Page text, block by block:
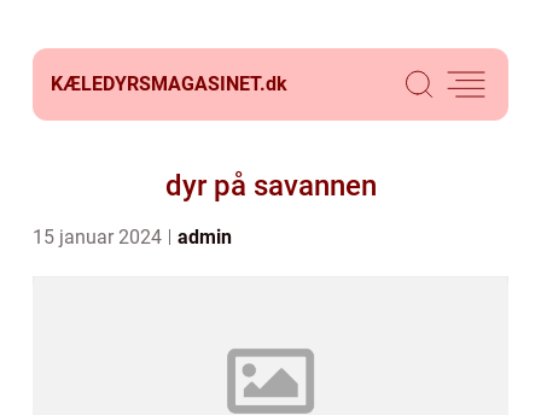
KÆLEDYRSMAGASINET.dk
dyr på savannen
15 januar 2024 admin